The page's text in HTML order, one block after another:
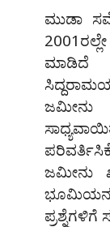
ಮುಡಾ
ಮಾಡಿದೆ
ಜಮೀನು
ಜಮೀನು
ಪ್ರಶ್ನೆಗಳಿಗೆ